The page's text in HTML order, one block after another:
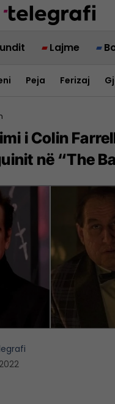
Lajme
Peja Ferizaj
i Colin
në “The